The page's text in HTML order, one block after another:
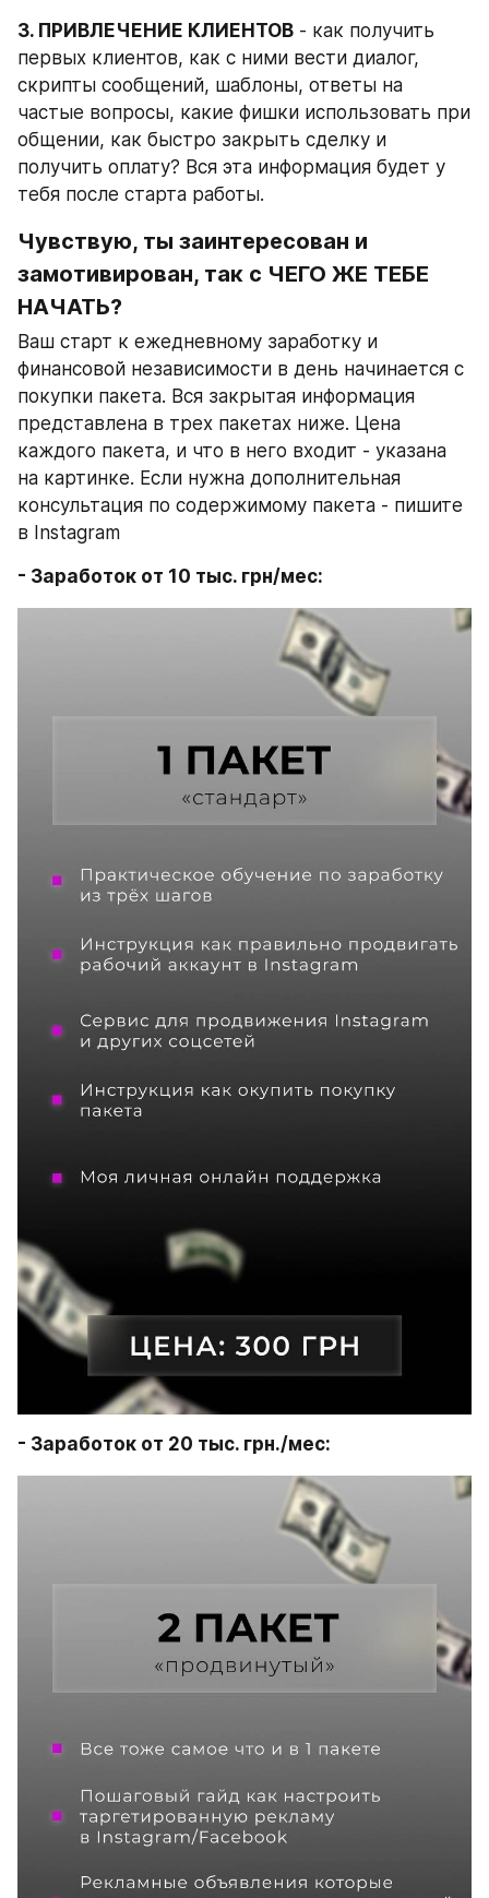
3. ПРИВЛЕЧЕНИЕ КЛИЕНТОВ - как получить
первых клиентов, как с ними вести диалог,
скрипты сообщений, шаблоны, ответы на
частые вопросы, какие фишки использовать при
общении, как быстро закрыть сделку и
получить оплату? Вся эта информация будет у
тебя после старта работы.
Чувствую, ты заинтересован и
замотивирован, так с ЧЕГО ЖЕ ТЕБЕ
НАЧАТЬ?
Ваш старт к ежедневному заработку и
финансовой независимости в день начинается с
покупки пакета. Вся закрытая информация
представлена в трех пакетах ниже. Цена
каждого пакета, и что в него входит - указана
на картинке. Если нужна дополнительная
консультация по содержимому пакета - пишите
в Instagram
- Заработок от 10 тыс. грн/мес:
- Заработок от 20 тыс. грн./мес: